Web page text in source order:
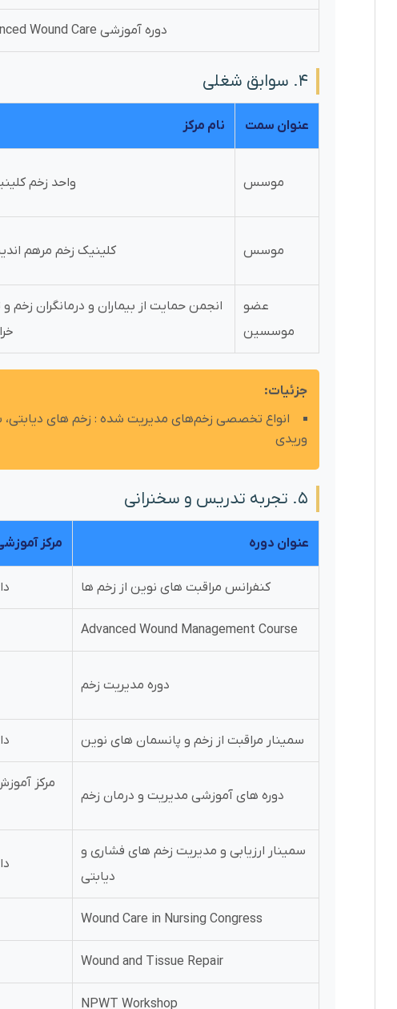
دوره آموزشی Advanced Wound Care
۴. سوابق شغلی
عنوان سمت نام مرکز
موسس واحد زخم
موسس کلینیک زخم مرهم
عضو
موسسین
انجمن حمایت از بیماران و درمانگران زخم
جزئیات:
انواع تخصصی زخم‌های مدیریت شده : زخم های دیابتی،
وریدی
۵. تجربه تدریس و سخنرانی
عنوان دوره مرکز
کنفرانس مراقبت های نوین از زخم ها
Advanced Wound Management Course
دوره مدیریت زخم
سمینار مراقبت از زخم و پانسمان های نوین
دوره های آموزشی مدیریت و درمان زخم
مرکز
سمینار ارزیابی و مدیریت زخم های فشاری و
دیابتی
Wound Care in Nursing Congress
Wound and Tissue Repair
NPWT Workshop